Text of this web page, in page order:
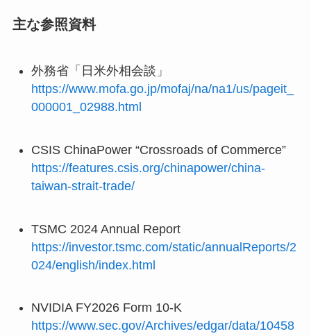
主な参照資料
外務省「日米外相会談」
https://www.mofa.go.jp/mofaj/na/na1/us/pageit_
000001_02988.html
CSIS ChinaPower “Crossroads of Commerce”
https://features.csis.org/chinapower/china-
taiwan-strait-trade/
TSMC 2024 Annual Report
https://investor.tsmc.com/static/annualReports/2
024/english/index.html
NVIDIA FY2026 Form 10-K
https://www.sec.gov/Archives/edgar/data/10458